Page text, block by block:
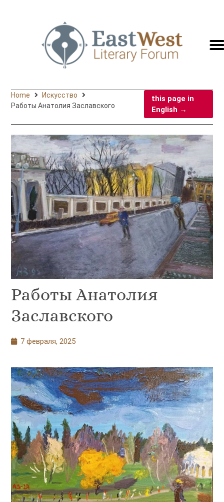
Home
Искусство
Работы Анатолия Заславского
this page in
English →
Работы Анатолия
Заславского
7 февраля, 2025